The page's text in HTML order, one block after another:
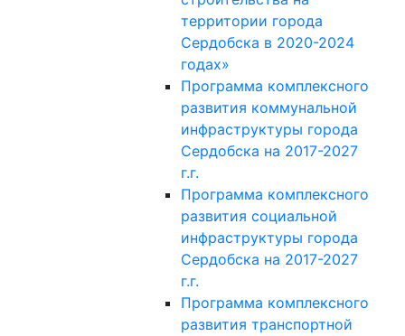
территории города
Сердобска в 2020-2024
годах»
Программа комплексного
развития коммунальной
инфраструктуры города
Сердобска на 2017-2027
г.г.
Программа комплексного
развития социальной
инфраструктуры города
Сердобска на 2017-2027
г.г.
Программа комплексного
развития транспортной